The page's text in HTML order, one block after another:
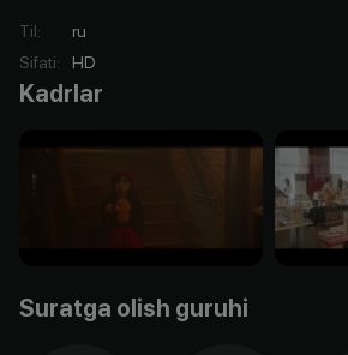
Til:
ru
Sifati: HD
Kadrlar
Suratga olish guruhi